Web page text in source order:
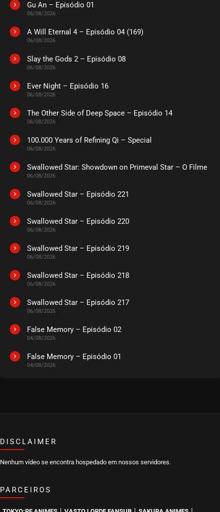
Gu An – Episódio 01
06/08/2026
A Will Eternal 4 – Episódio 04 (169)
06/08/2026
Slay the Gods 2 – Episódio 08
06/08/2026
Ever Night – Episódio 16
06/08/2026
The Other Side of Deep Space – Episódio 14
06/08/2026
100.000 Years of Refining Qi – Special
06/08/2026
Swallowed Star: Showdown on Primeval Star – O Filme
06/08/2026
Swallowed Star – Episódio 221
06/08/2026
Swallowed Star – Episódio 220
06/08/2026
Swallowed Star – Episódio 219
06/08/2026
Swallowed Star – Episódio 218
06/08/2026
Swallowed Star – Episódio 217
06/08/2026
False Memory – Episódio 02
04/08/2026
False Memory – Episódio 01
04/08/2026
DISCLAIMER
Nenhum vídeo se encontra hospedado em nossos servidores.
PARCEIROS